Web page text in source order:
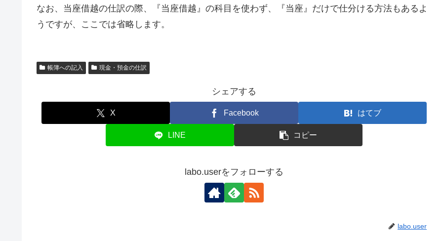
なお、当座借越の仕訳の際、『当座借越』の科目を使わず、『当座』だけで仕分ける方法もあるよ
うですが、ここでは省略します。
帳簿への記入 現金・預金の仕訳
シェアする
X Facebook はてブ
LINE コピー
labo.userをフォローする
labo.user